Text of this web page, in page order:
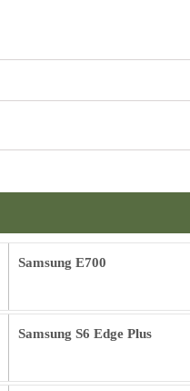
Samsung E700
Samsung S6 Edge Plus